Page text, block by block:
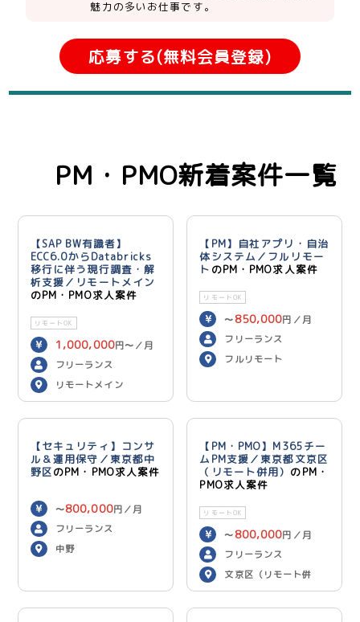
魅力の多いお仕事です。
応募する(無料会員登録)
PM・PMO新着案件一覧
【SAP BW有識者】
ECC6.0からDatabricks
移行に伴う現行調査・解
析支援／リモートメイン
のPM・PMO求人案件
リモートOK
1,000,000円〜／月
フリーランス
リモートメイン
【PM】自社アプリ・自治
体システム／フルリモー
ト のPM・PMO求人案件
リモートOK
〜 850,000円／月
フリーランス
フルリモート
【セキュリティ】コンサ
ル＆運用保守／東京都中
野区のPM・PMO求人案件
〜800,000円／月
フリーランス
中野
【PM・PMO】M365チー
ムPM支援／東京都文京区
（リモート併用） のPM・
PMO求人案件
リモートOK
〜 800,000円／月
フリーランス
文京区（リモート併
用）